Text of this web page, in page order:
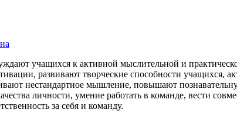
учащихся к активной мыслительной и
развивают творческие способности учащихся,
нестандартное мышление, повышают
личности, умение работать в команде, вести
за себя и команду.